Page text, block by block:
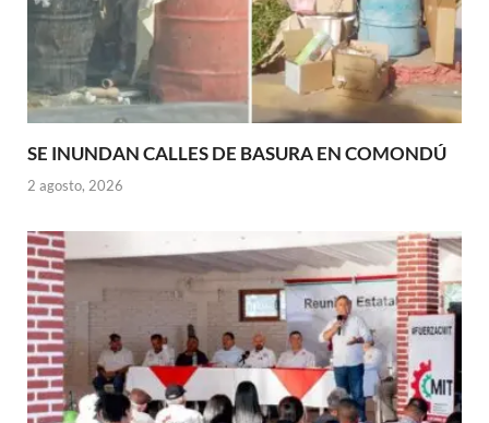
SE INUNDAN CALLES DE BASURA EN COMONDÚ
2 agosto, 2026